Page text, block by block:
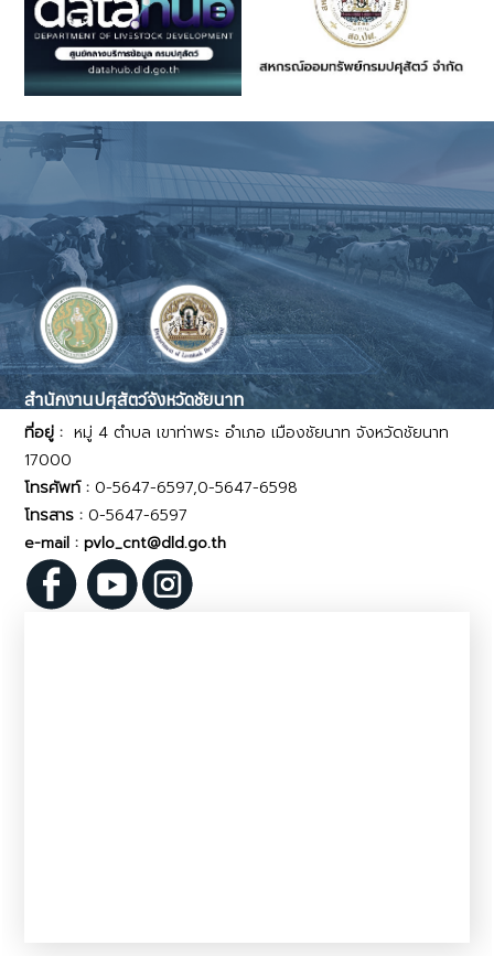
สำนักงานปศุสัตว์จังหวัดชัยนาท
ที่อยู่ : หมู่ 4 ตำบล เขาท่าพระ อำเภอ เมืองชัยนาท จังหวัดชัยนาท
17000
โทรศัพท์ : 0-5647-6597,0-5647-6598
โทรสาร : 0-5647-6597
e-mail : pvlo_cnt@dld.go.th